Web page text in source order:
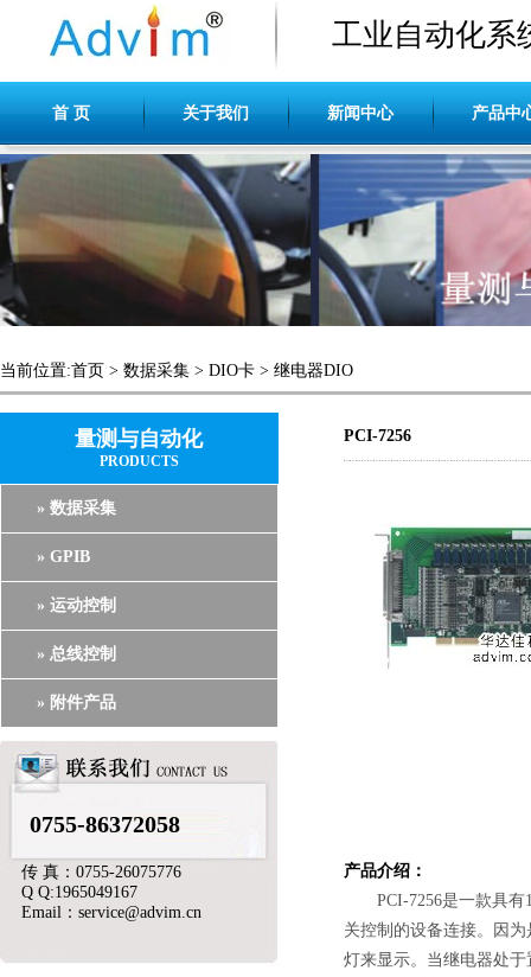
工业自动化系
首 页 关于我们 新闻中心 产品中
当前位置:首页 > 数据采集 > DIO卡 > 继电器DIO
量测与自动化
PRODUCTS
» 数据采集
» GPIB
» 运动控制
» 总线控制
» 附件产品
0755-86372058
传 真：0755-26075776
Q Q:1965049167
Email：service@advim.cn
PCI-7256
产品介绍：
PCI-7256是一款具有
关控制的设备连接。因
灯来显示。当继电器处